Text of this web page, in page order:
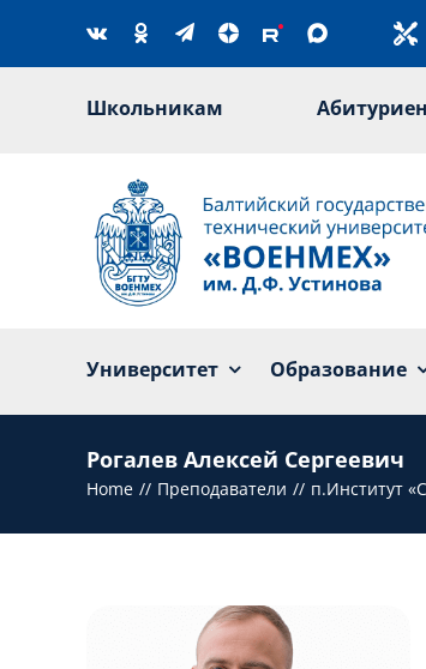
content
Школьникам
Университет Образование
Рогалев Алексей Сергеевич
Home Преподаватели п.Институт